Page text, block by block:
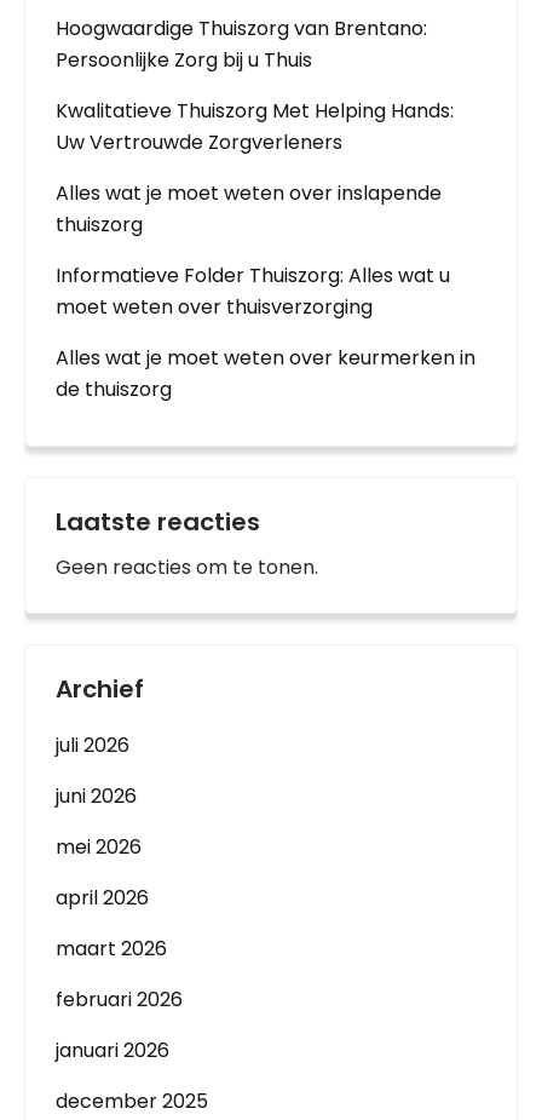
Hoogwaardige Thuiszorg van Brentano:
Persoonlijke Zorg bij u Thuis
Kwalitatieve Thuiszorg Met Helping Hands:
Uw Vertrouwde Zorgverleners
Alles wat je moet weten over inslapende
thuiszorg
Informatieve Folder Thuiszorg: Alles wat u
moet weten over thuisverzorging
Alles wat je moet weten over keurmerken in
de thuiszorg
Laatste reacties
Geen reacties om te tonen.
Archief
juli 2026
juni 2026
mei 2026
april 2026
maart 2026
februari 2026
januari 2026
december 2025